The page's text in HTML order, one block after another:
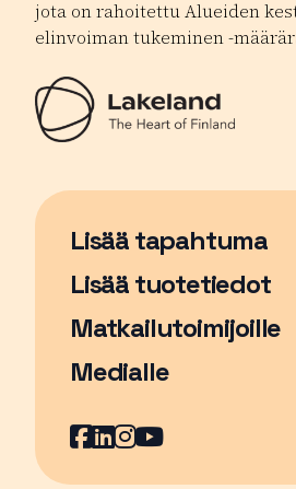
jota on rahoitettu Alueiden
elinvoiman tukeminen -
Lisää tapahtuma
Sivu avautuu
Lisää tuotetiedot
Matkailutoimijoille
Medialle
Facebook
Sivu avautuu
LinkedIn
Sivu avautuu
Instagram
Sivu avautuu
YouTube
Sivu avautuu